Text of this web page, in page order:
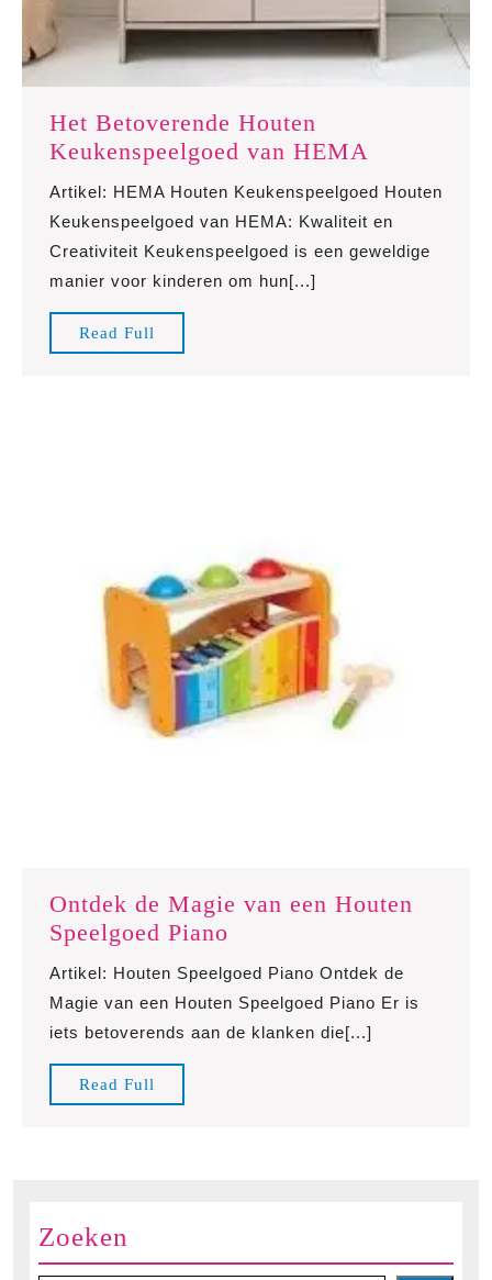
Het Betoverende Houten
Keukenspeelgoed van HEMA
van
Artikel: HEMA Houten Keukenspeelgoed Houten
Keukenspeelgoed van HEMA: Kwaliteit en
Creativiteit Keukenspeelgoed is een geweldige
manier voor kinderen om hun[...]
Read Full
Full
Ontdek de Magie van een Houten
Speelgoed Piano
Magie
van
een
Artikel: Houten Speelgoed Piano Ontdek de
Magie van een Houten Speelgoed Piano Er is
iets betoverends aan de klanken die[...]
Read Full
Full
Zoeken